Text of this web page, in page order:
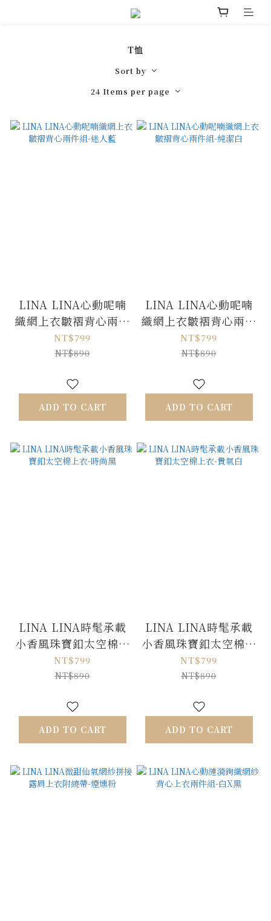
T恤
Sort by
24 Items per page
LINA LINA心動呢喃
織網上衣皺褶背心兩件
組-迷人藍
NT$799
NT$890
ADD TO CART
LINA LINA心動呢喃
織網上衣皺褶背心兩件
組-純潔白
NT$799
NT$890
ADD TO CART
LINA LINA時髦承載
小香風珠寶釦太空棉上
衣-時尚黑
NT$799
NT$890
ADD TO CART
LINA LINA時髦承載
小香風珠寶釦太空棉上
衣-貴氣白
NT$799
NT$890
ADD TO CART